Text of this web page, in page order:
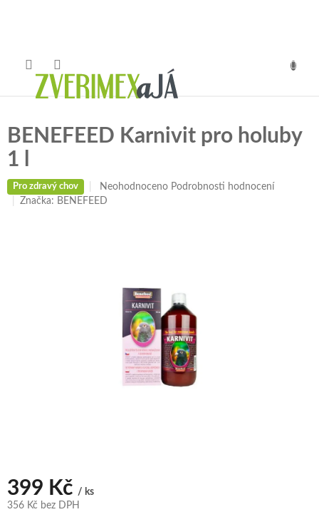
BENEFEED Karnivit pro holuby
1 l
Pro zdravý chov
Průměrné
hodnocení
Neohodnoceno Podrobnosti hodnocení
Značka: BENEFEED
399 Kč / ks
356 Kč bez DPH